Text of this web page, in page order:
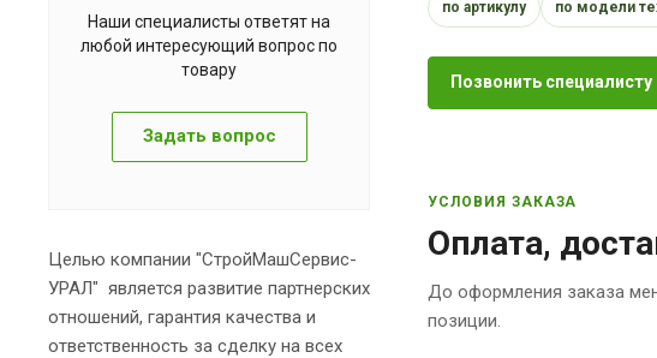
по артикулу по модели
Позвонить специалисту
УСЛОВИЯ ЗАКАЗА
Оплата,
До оформления заказа
позиции.
Наши специалисты ответят на
любой интересующий вопрос по
товару
Задать вопрос
Целью компании "СтройМашСервис-
УРАЛ" является развитие партнерских
отношений, гарантия качества и
ответственность за сделку на всех